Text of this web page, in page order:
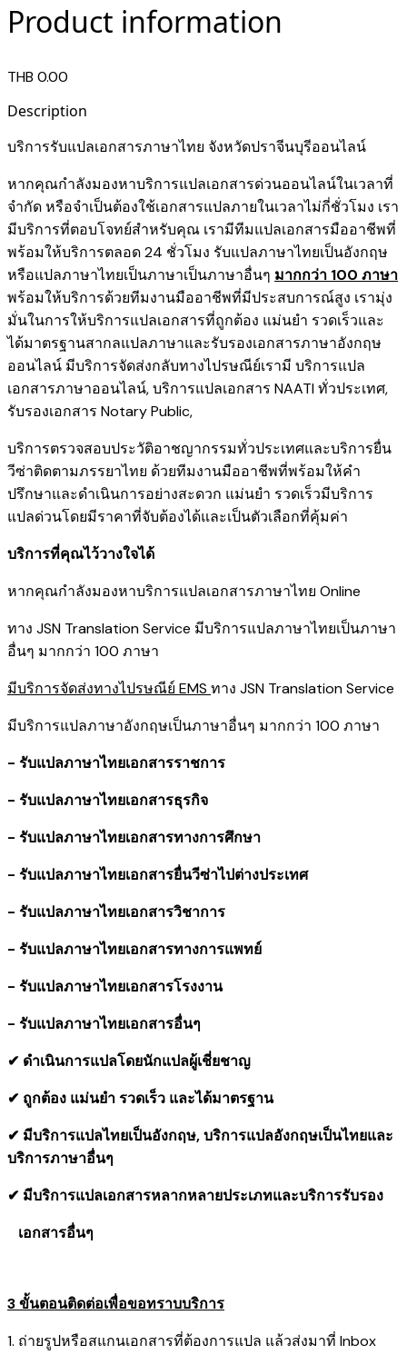
Product information
THB 0.00
Description
บริการรับแปลเอกสารภาษาไทย จังหวัดปราจีนบุรีออนไลน์
หากคุณกำลังมองหาบริการแปลเอกสารด่วนออนไลน์ในเวลาที่
จำกัด หรือจำเป็นต้องใช้เอกสารแปลภายในเวลาไม่กี่ชั่วโมง เรา
มีบริการที่ตอบโจทย์สำหรับคุณ เรามีทีมแปลเอกสารมืออาชีพที่
พร้อมให้บริการตลอด 24 ชั่วโมง รับแปลภาษาไทยเป็นอังกฤษ
หรือแปลภาษาไทยเป็นภาษาเป็นภาษาอื่นๆ มากกว่า 100 ภาษา
พร้อมให้บริการด้วยทีมงานมืออาชีพที่มีประสบการณ์สูง เรามุ่ง
มั่นในการให้บริการแปลเอกสารที่ถูกต้อง แม่นยำ รวดเร็วและ
ได้มาตรฐานสากลแปลภาษาและรับรองเอกสารภาษาอังกฤษ
ออนไลน์ มีบริการจัดส่งกลับทางไปรษณีย์เรามี บริการแปล
เอกสารภาษาออนไลน์,บริการแปลเอกสาร NAATI ​ทั่วประเทศ,
รับรองเอกสาร Notary Public,
บริการตรวจสอบประวัติอาชญากรรม​ทั่วประเทศและบริการยื่น
วีซ่าติดตามภรรยาไทย ด้วยทีมงานมืออาชีพที่พร้อมให้คำ
ปรึกษาและดำเนินการอย่างสะดวก แม่นยำ รวดเร็วมีบริการ
แปลด่วนโดยมีราคาที่จับต้องได้และเป็นตัวเลือกที่คุ้มค่า
บริการที่คุณไว้วางใจได้
หากคุณกำลังมองหาบริการแปลเอกสารภาษาไทย Online
ทาง JSN Translation Service มีบริการแปลภาษาไทยเป็นภาษา
อื่นๆ มากกว่า 100 ภาษา
มีบริการจัดส่งทางไปรษณีย์ EMS ทาง JSN Translation Service
มีบริการแปลภาษาอังกฤษเป็นภาษาอื่นๆ มากกว่า 100 ภาษา
- รับแปลภาษาไทยเอกสารราชการ
- รับแปลภาษาไทยเอกสารธุรกิจ
- รับแปลภาษาไทยเอกสารทางการศึกษา
- รับแปลภาษาไทยเอกสารยื่นวีซ่าไปต่างประเทศ
- รับแปลภาษาไทยเอกสารวิชาการ
- รับแปลภาษาไทยเอกสารทางการแพทย์
- รับแปลภาษาไทยเอกสารโรงงาน
- รับแปลภาษาไทยเอกสารอื่นๆ
✔ ดำเนินการแปลโดยนักแปลผู้เชี่ยชาญ
✔ ถูกต้อง แม่นยำ รวดเร็ว และได้มาตรฐาน
✔ มีบริการแปลไทยเป็นอังกฤษ, บริการแปลอังกฤษเป็นไทยและ
บริการภาษาอื่นๆ
✔ มีบริการแปลเอกสารหลากหลายประเภทและบริการรับรอง
​ เอกสารอื่นๆ
3 ขั้นตอนติดต่อเพื่อขอทราบบริการ
1. ถ่ายรูปหรือสแกนเอกสารที่ต้องการแปล แล้วส่งมาที่ Inbox